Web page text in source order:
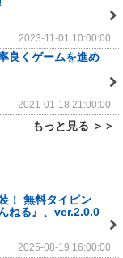
2023-11-01 10:00:00
良くゲームを進め
2021-01-18 21:00:00
もっと見る ＞＞
！ 無料タイピン
ねる』、ver.2.0.0
2025-08-19 16:00:00